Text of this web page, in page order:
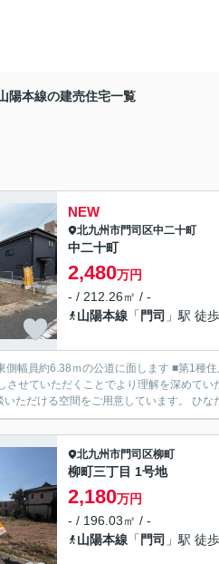
陽本線の建売住宅一覧
NEW
北九州市門司区中二十町
中二十町
2,480万円
- / 212.26㎡ / -
山陽本線 「 門司 」駅 徒
住居地域 ■建ぺい率60％／容積率200％ 住まいに関するお客様のお考え、お悩みは実
させていただくことでより理解を深めて
くり時間をかけてご
北九州市門司区柳町
柳町三丁目 1号地
2,180万円
- / 196.03㎡ / -
山陽本線 「 門司 」駅 徒